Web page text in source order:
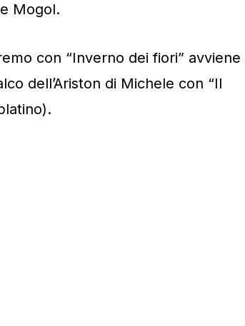
Mogol.
con “Inverno dei fiori” avviene
dell’Ariston di Michele con “Il